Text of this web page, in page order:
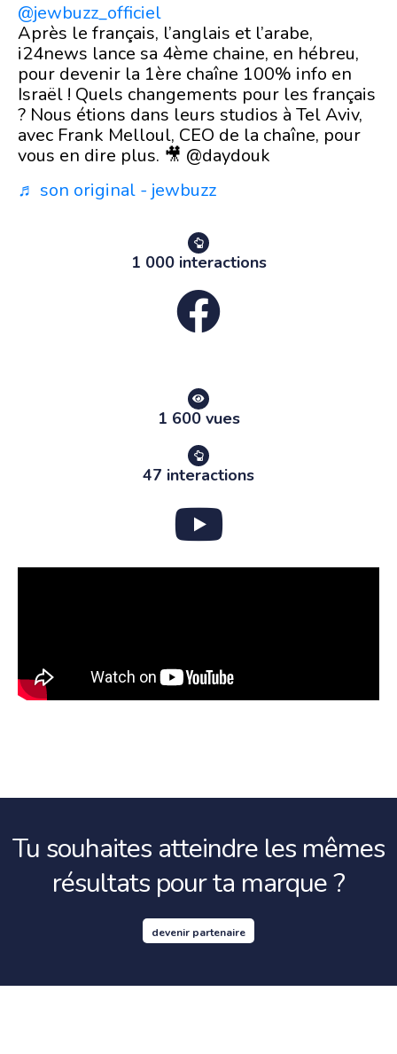
@jewbuzz_officiel
Après le français, l’anglais et l’arabe,
i24news lance sa 4ème chaine, en hébreu,
pour devenir la 1ère chaîne 100% info en
Israël ! Quels changements pour les français
? Nous étions dans leurs studios à Tel Aviv,
avec Frank Melloul, CEO de la chaîne, pour
vous en dire plus. 🎥 @daydouk
♬ son original - jewbuzz
1 000 interactions
1 600 vues
47 interactions
Tu souhaites atteindre les mêmes
résultats pour ta marque ?
devenir partenaire